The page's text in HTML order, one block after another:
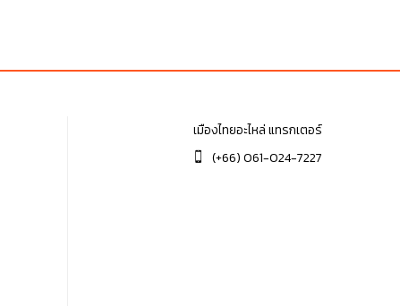
เมืองไทยอะไหล่ แทรกเตอร์
(+66) 061-024-7227